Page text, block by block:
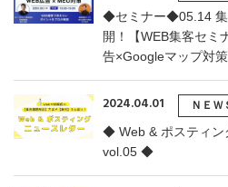
◆セミナー◆05.14 集
開！【WEB集客セミ
告×Googleマップ対策
2024.04.01 ＮＥＷ
◆ Web & ポスティ
vol.05 ◆